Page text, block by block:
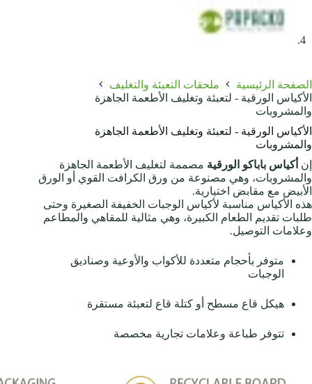
الصفحة الرئيسية
ملحقات التعبئة والتغليف
الأكياس الورقية - لتعبئة وتغليف الأطعمة الجاهزة
والمشروبات
الأكياس الورقية - لتعبئة وتغليف الأطعمة الجاهزة
والمشروبات
إن أكياس باباكو الورقية مصممة لتغليف الأطعمة الجاهزة
والمشروبات، وهي مصنوعة من ورق الكرافت القوي أو الورق
الأبيض مع مقابض اختيارية.
هذه الأكياس مناسبة لأكياس الوجبات الخفيفة الصغيرة وحتى
طلبات تقديم الطعام الكبيرة، وهي مثالية للمقاهي والمطاعم
وعلامات التوصيل.
متوفر بأحجام متعددة للأكواب والأوعية وصناديق
الوجبات
هيكل قاع مسطح أو كتلة قاع لتعبئة مستقرة
تتوفر طباعة وعلامات تجارية مخصصة